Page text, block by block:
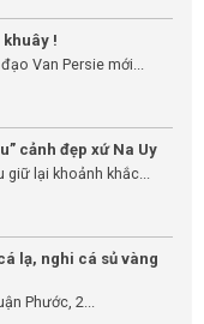
!
Van Persie mới...
cảnh đẹp xứ Na Uy
giữ lại khoảnh khắc...
lạ, nghi cá sủ vàng
Phước, 2...